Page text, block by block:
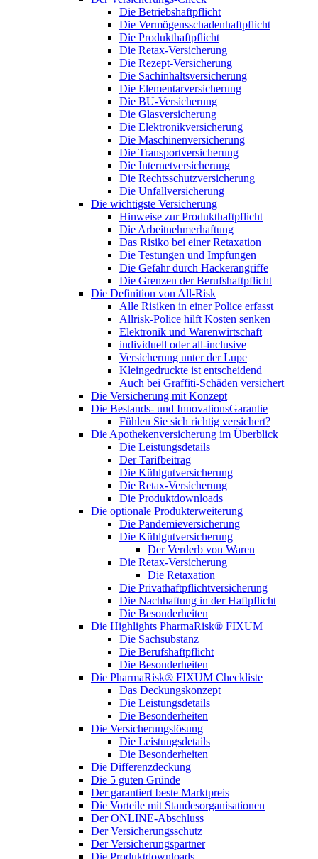
Die Betriebshaftpflicht
Die Vermögensschadenhaftpflicht
Die Produkthaftpflicht
Die Retax-Versicherung
Die Rezept-Versicherung
Die Sachinhaltsversicherung
Die Elementarversicherung
Die BU-Versicherung
Die Glasversicherung
Die Elektronikversicherung
Die Maschinenversicherung
Die Transportversicherung
Die Internetversicherung
Die Rechtsschutzversicherung
Die Unfallversicherung
Die wichtigste Versicherung
Hinweise zur Produkthaftpflicht
Die Arbeitnehmerhaftung
Das Risiko bei einer Retaxation
Die Testungen und Impfungen
Die Gefahr durch Hackerangriffe
Die Grenzen der Berufshaftpflicht
Die Definition von All-Risk
Alle Risiken in einer Police erfasst
Allrisk-Police hilft Kosten senken
Elektronik und Warenwirtschaft
individuell oder all-inclusive
Versicherung unter der Lupe
Kleingedruckte ist entscheidend
Auch bei Graffiti-Schäden versichert
Die Versicherung mit Konzept
Die Bestands- und InnovationsGarantie
Fühlen Sie sich richtig versichert?
Die Apothekenversicherung im Überblick
Die Leistungsdetails
Der Tarifbeitrag
Die Kühlgutversicherung
Die Retax-Versicherung
Die Produktdownloads
Die optionale Produkterweiterung
Die Pandemieversicherung
Die Kühlgutversicherung
Der Verderb von Waren
Die Retax-Versicherung
Die Retaxation
Die Privathaftpflichtversicherung
Die Nachhaftung in der Haftpflicht
Die Besonderheiten
Die Highlights PharmaRisk® FIXUM
Die Sachsubstanz
Die Berufshaftpflicht
Die Besonderheiten
Die PharmaRisk® FIXUM Checkliste
Das Deckungskonzept
Die Leistungsdetails
Die Besonderheiten
Die Versicherungslösung
Die Leistungsdetails
Die Besonderheiten
Die Differenzdeckung
Die 5 guten Gründe
Der garantiert beste Marktpreis
Die Vorteile mit Standesorganisationen
Der ONLINE-Abschluss
Der Versicherungsschutz
Der Versicherungspartner
Die Produktdownloads